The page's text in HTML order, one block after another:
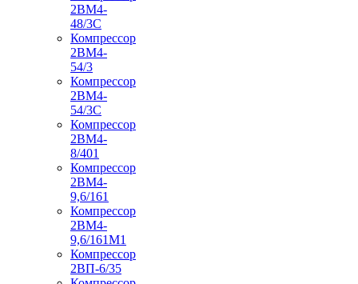
2ВМ4-
48/3С
Компрессор
2ВМ4-
54/3
Компрессор
2ВМ4-
54/3С
Компрессор
2ВМ4-
8/401
Компрессор
2ВМ4-
9,6/161
Компрессор
2ВМ4-
9,6/161М1
Компрессор
2ВП-6/35